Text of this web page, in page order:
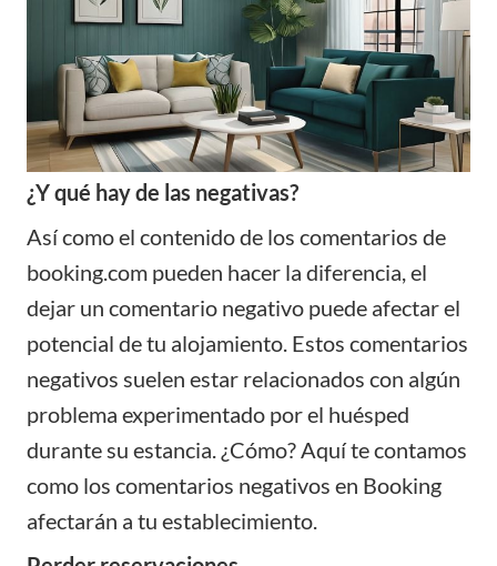
¿Y qué hay de las negativas?
Así como el contenido de los comentarios de
booking.com pueden hacer la diferencia, el
dejar un comentario negativo puede afectar el
potencial de tu alojamiento. Estos comentarios
negativos suelen estar relacionados con algún
problema experimentado por el huésped
durante su estancia. ¿Cómo? Aquí te contamos
como los comentarios negativos en Booking
afectarán a tu establecimiento.